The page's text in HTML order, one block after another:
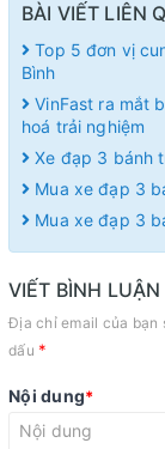
BÀI VIẾT LIÊN
Top 5 đơn vị
Bình
VinFast ra mắt
hoá trải nghiệm
Xe đạp 3 bánh
Mua xe đạp 3
Mua xe đạp 3
VIẾT BÌNH
Địa chỉ email của bạn
dấu *
Nội dung*